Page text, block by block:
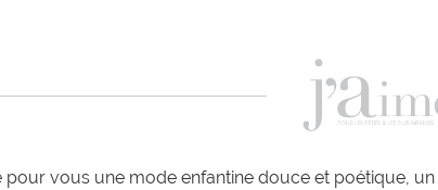
pour vous une mode enfantine douce et poétique,